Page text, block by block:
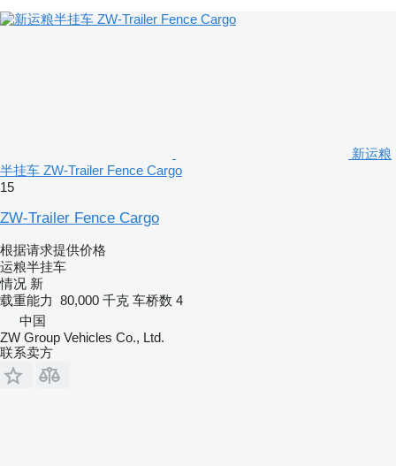
新运粮
半挂车 ZW-Trailer Fence Cargo
15
ZW-Trailer Fence Cargo
根据请求提供价格
运粮半挂车
情况 新
载重能力 80,000 千克 车桥数 4
中国
ZW Group Vehicles Co., Ltd.
联系卖方